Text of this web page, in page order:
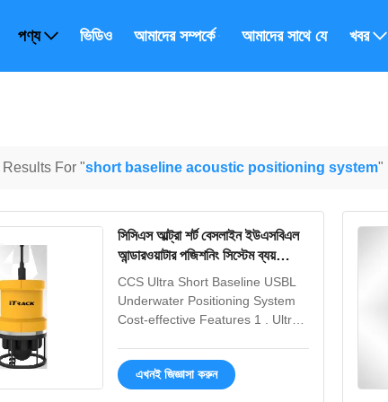
পণ্য ভিডিও আমাদের সম্পর্কে আমাদের সাথে যোগাযোগ করুন
খবর
Results For "short baseline acoustic positioning system"
সিসিএস আল্ট্রা শর্ট বেসলাইন ইউএসবিএল
আন্ডারওয়াটার পজিশনিং সিস্টেম ব্যয়
কার্যকর
CCS Ultra Short Baseline USBL
Underwater Positioning System
Cost-effective Features 1 . Ultra-
Acoustic Positioning System
(USBL) ITrack UB Series
এখনই জিজ্ঞাসা করুন